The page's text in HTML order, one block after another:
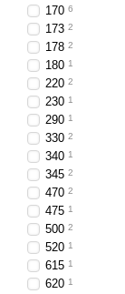
170 6
173 2
178 2
180 1
220 2
230 1
290 1
330 2
340 1
345 2
470 2
475 1
500 2
520 1
615 1
620 1